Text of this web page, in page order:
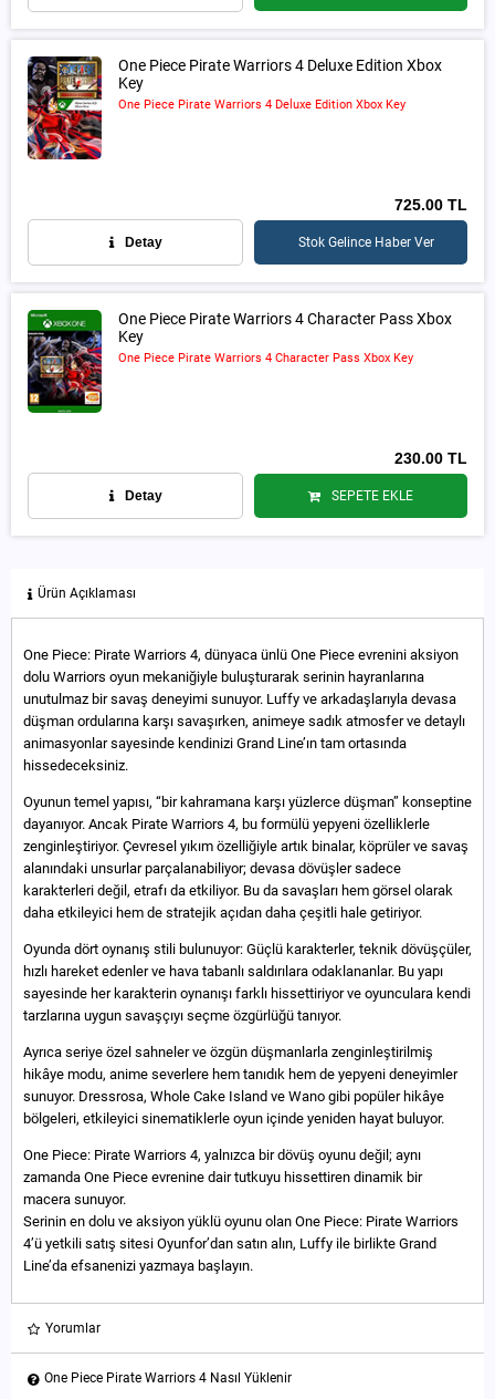
One Piece Pirate Warriors 4 Deluxe Edition Xbox
Key
One Piece Pirate Warriors 4 Deluxe Edition Xbox Key
725.00 TL
Detay Stok Gelince Haber Ver
One Piece Pirate Warriors 4 Character Pass Xbox
Key
One Piece Pirate Warriors 4 Character Pass Xbox Key
230.00 TL
Detay SEPETE EKLE
Ürün Açıklaması
One Piece: Pirate Warriors 4, dünyaca ünlü One Piece evrenini aksiyon
dolu Warriors oyun mekaniğiyle buluşturarak serinin hayranlarına
unutulmaz bir savaş deneyimi sunuyor. Luffy ve arkadaşlarıyla devasa
düşman ordularına karşı savaşırken, animeye sadık atmosfer ve detaylı
animasyonlar sayesinde kendinizi Grand Line’ın tam ortasında
hissedeceksiniz.
Oyunun temel yapısı, “bir kahramana karşı yüzlerce düşman” konseptine
dayanıyor. Ancak Pirate Warriors 4, bu formülü yepyeni özelliklerle
zenginleştiriyor. Çevresel yıkım özelliğiyle artık binalar, köprüler ve savaş
alanındaki unsurlar parçalanabiliyor; devasa dövüşler sadece
karakterleri değil, etrafı da etkiliyor. Bu da savaşları hem görsel olarak
daha etkileyici hem de stratejik açıdan daha çeşitli hale getiriyor.
Oyunda dört oynanış stili bulunuyor: Güçlü karakterler, teknik dövüşçüler,
hızlı hareket edenler ve hava tabanlı saldırılara odaklananlar. Bu yapı
sayesinde her karakterin oynanışı farklı hissettiriyor ve oyunculara kendi
tarzlarına uygun savaşçıyı seçme özgürlüğü tanıyor.
Ayrıca seriye özel sahneler ve özgün düşmanlarla zenginleştirilmiş
hikâye modu, anime severlere hem tanıdık hem de yepyeni deneyimler
sunuyor. Dressrosa, Whole Cake Island ve Wano gibi popüler hikâye
bölgeleri, etkileyici sinematiklerle oyun içinde yeniden hayat buluyor.
One Piece: Pirate Warriors 4, yalnızca bir dövüş oyunu değil; aynı
zamanda One Piece evrenine dair tutkuyu hissettiren dinamik bir
macera sunuyor.
Serinin en dolu ve aksiyon yüklü oyunu olan One Piece: Pirate Warriors
4’ü yetkili satış sitesi Oyunfor’dan satın alın, Luffy ile birlikte Grand
Line’da efsanenizi yazmaya başlayın.
Yorumlar
One Piece Pirate Warriors 4 Nasıl Yüklenir